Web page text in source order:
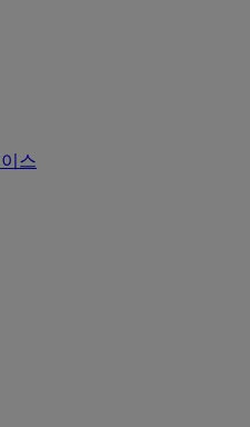
스